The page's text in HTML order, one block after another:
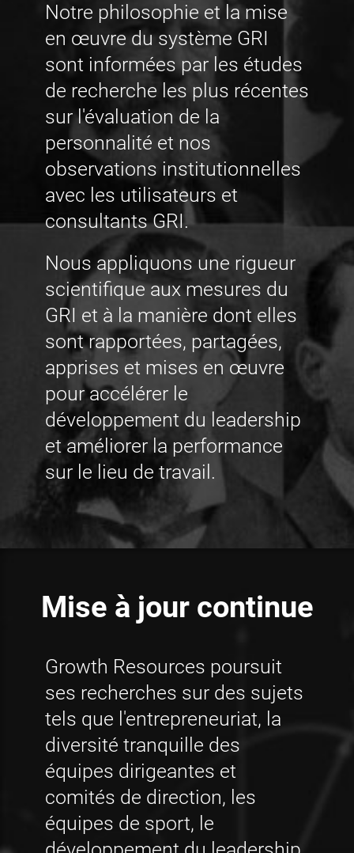
Notre philosophie et la mise
en œuvre du système GRI
sont informées par les études
de recherche les plus récentes
sur l'évaluation de la
personnalité et nos
observations institutionnelles
avec les utilisateurs et
consultants GRI.
Nous appliquons une rigueur
scientifique aux mesures du
GRI et à la manière dont elles
sont rapportées, partagées,
apprises et mises en œuvre
pour accélérer le
développement du leadership
et améliorer la performance
sur le lieu de travail.
Mise à jour continue
Growth Resources poursuit
ses recherches sur des sujets
tels que l'entrepreneuriat, la
diversité tranquille des
équipes dirigeantes et
comités de direction, les
équipes de sport, le